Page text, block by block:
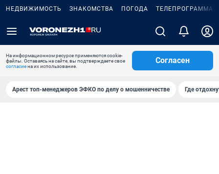
НЕДВИЖИМОСТЬ ЗНАКОМСТВА ПОГОДА ТЕЛЕПРОГРАММА
На информационном ресурсе применяются cookie-
файлы. Оставаясь на сайте, вы подтверждаете свое
согласиена их использование.
Согласен
Арест топ-менеджеров ЭФКО по делу о мошенничестве Где